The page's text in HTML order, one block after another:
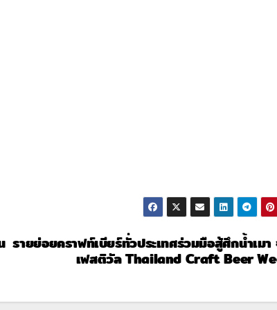
รายย่อยคราฟท์เบียร์ทั่วประเทศร่วมมือสู้ศึกน้ำเมา
เฟสติวัล Thailand Craft Beer